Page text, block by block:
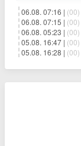
06.08. 07:16 | (00)
06.08. 07:15 | (00)
06.08. 05:23 | (00)
05.08. 16:47 | (00)
05.08. 16:28 | (00)